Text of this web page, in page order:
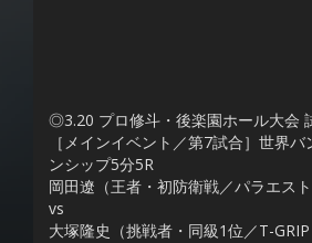
◎3.20 プロ修斗・後楽園ホール大会
［メインイベント／第7試合］世界
ンシップ5分5R
岡田遼（王者・初防衛戦／パラエスト
vs
大塚隆史（挑戦者・同級1位／T-GRIP